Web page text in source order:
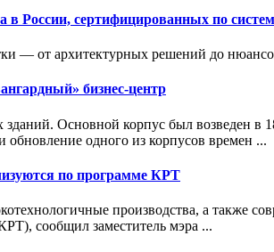
а в России, сертифицированных по
— от архитектурных решений до
бизнес-центр
Основной корпус был возведен в
обновление одного из корпусов времен ...
по программе КРТ
производства, а также
сообщил заместитель мэра ...